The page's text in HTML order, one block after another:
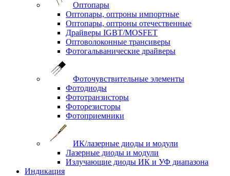
Оптопары
Оптопары, оптроны импортные
Оптопары, оптроны отечественные
Драйверы IGBT/MOSFET
Оптоволоконные трансиверы
Фотогальванические драйверы
Фоточувствительные элементы
Фотодиоды
Фототранзисторы
Фоторезисторы
Фотоприемники
ИК/лазерные диоды и модули
Лазерные диоды и модули
Излучающие диоды ИК и УФ диапазона
Индикация